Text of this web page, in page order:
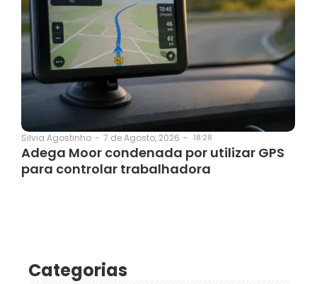
Silvia Agostinho - 7 de Agosto, 2026 - 18:28
Adega Moor condenada por utilizar GPS
para controlar trabalhadora
Categorias